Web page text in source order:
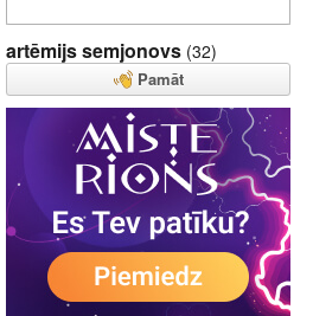
artēmijs semjonovs (32)
Pamāt